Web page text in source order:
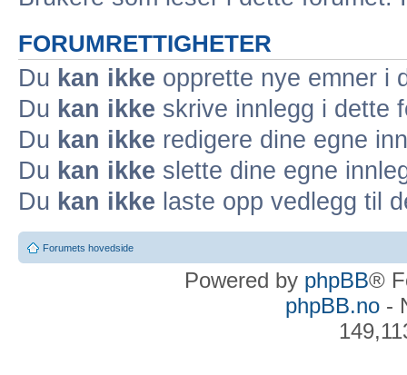
FORUMRETTIGHETER
Du kan ikke opprette nye emner i
Du kan ikke skrive innlegg i dette
Du kan ikke redigere dine egne
Du kan ikke slette dine egne
Du kan ikke laste opp vedlegg til
Forumets hovedside
Powered by phpBB®
phpBB.no-